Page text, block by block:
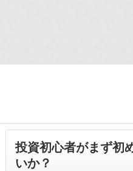
投資初心者がまず初
いか？